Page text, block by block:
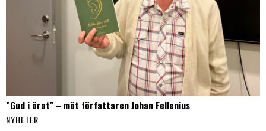
”Gud i örat” ‒ möt författaren Johan Fellenius
NYHETER